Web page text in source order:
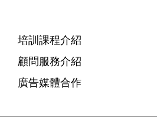
培訓課程介紹
顧問服務介紹
廣告媒體合作